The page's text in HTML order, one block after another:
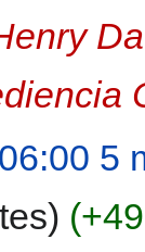
06:00 5